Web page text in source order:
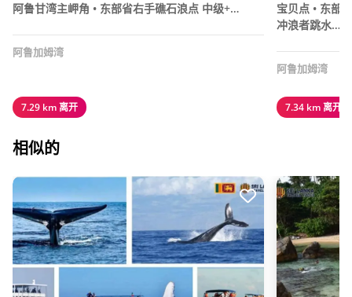
阿鲁甘湾主岬角 • 东部省右手礁石浪点 中级+…
阿鲁加姆湾
7.29 km 离开
宝贝点 • 东部
冲浪者跳水……
阿鲁加姆湾
7.34 km 离开
相似的